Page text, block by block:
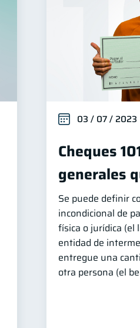
03 / 07 / 2023
Cheques
generales
Se puede definir
incondicional de
física o jurídica (el
entidad de
entregue una
otra persona (el